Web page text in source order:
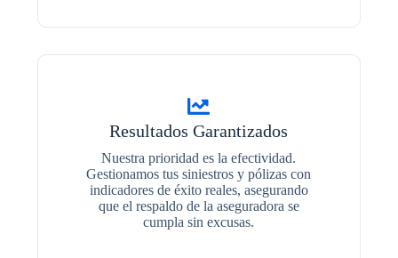
Resultados Garantizados
Nuestra prioridad es la efectividad.
Gestionamos tus siniestros y pólizas con
indicadores de éxito reales, asegurando
que el respaldo de la aseguradora se
cumpla sin excusas.